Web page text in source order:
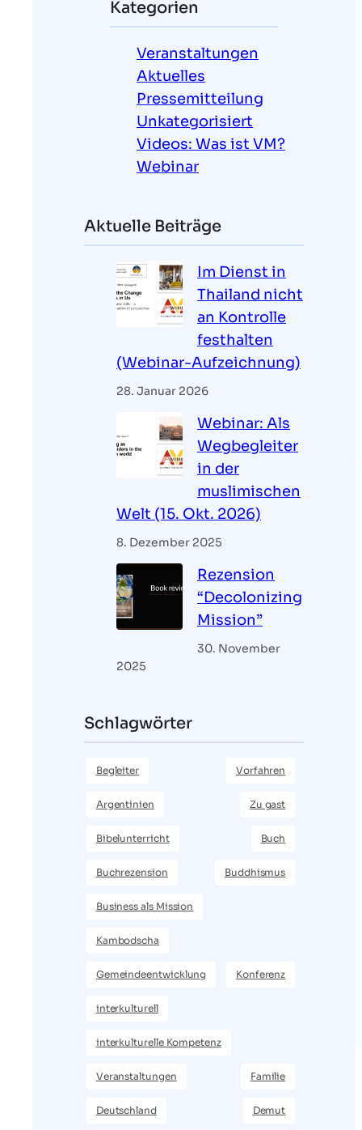
Kategorien
Veranstaltungen
Aktuelles
Pressemitteilung
Unkategorisiert
Videos: Was ist VM?
Webinar
Aktuelle Beiträge
Im Dienst in
Thailand nicht
an Kontrolle
festhalten
(Webinar-Aufzeichnung)
28. Januar 2026
Webinar: Als
Wegbegleiter
in der
muslimischen
Welt (15. Okt. 2026)
8. Dezember 2025
Rezension
“Decolonizing
Mission”
30. November
2025
Schlagwörter
Begleiter Vorfahren
Argentinien Zu gast
Bibelunterricht Buch
Buchrezension Buddhismus
Business als Mission
Kambodscha
Gemeindeentwicklung Konferenz
interkulturell
interkulturelle Kompetenz
Veranstaltungen Familie
Deutschland Demut